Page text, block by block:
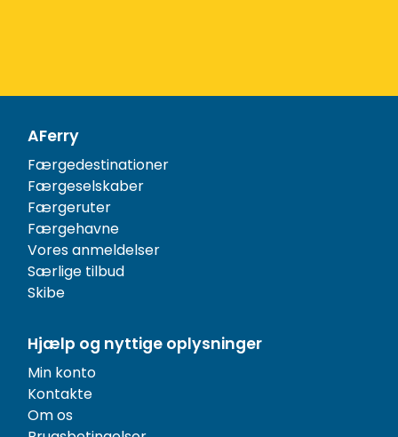
AFerry
Færgedestinationer
Færgeselskaber
Færgeruter
Færgehavne
Vores anmeldelser
Særlige tilbud
Skibe
Hjælp og nyttige oplysninger
Min konto
Kontakte
Om os